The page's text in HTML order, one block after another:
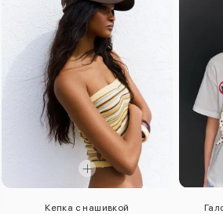
Кепка с нашивкой